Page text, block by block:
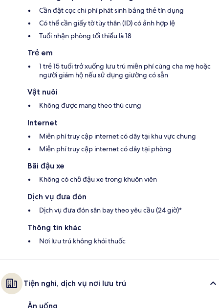
Cần đặt cọc chi phí phát sinh bằng thẻ tín dụng
Có thể cần giấy tờ tùy thân (ID) có ảnh hợp lệ
Tuổi nhận phòng tối thiểu là 18
Trẻ em
1 trẻ 15 tuổi trở xuống lưu trú miễn phí cùng cha mẹ hoặc
người giám hộ nếu sử dụng giường có sẵn
Vật nuôi
Không được mang theo thú cưng
Internet
Miễn phí truy cập internet có dây tại khu vực chung
Miễn phí truy cập internet có dây tại phòng
Bãi đậu xe
Không có chỗ đậu xe trong khuôn viên
Dịch vụ đưa đón
Dịch vụ đưa đón sân bay theo yêu cầu (24 giờ)*
Thông tin khác
Nơi lưu trú không khói thuốc
Tiện nghi, dịch vụ nơi lưu trú
Ăn uống